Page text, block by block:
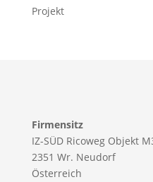
Projekt
Firmensitz
IZ-SÜD Ricoweg Objekt
2351 Wr. Neudorf
Österreich